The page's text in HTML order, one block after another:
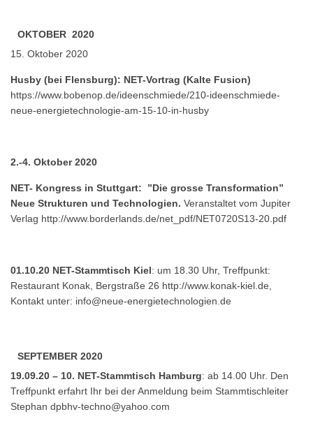
OKTOBER 2020
15. Oktober 2020
Husby (bei Flensburg): NET-Vortrag (Kalte Fusion)
https://www.bobenop.de/ideenschmiede/210-ideenschmiede-
neue-energietechnologie-am-15-10-in-husby
2.-4. Oktober 2020
NET- Kongress in Stuttgart: ”Die grosse Transformation”
Neue Strukturen und Technologien. Veranstaltet vom Jupiter
Verlag http://www.borderlands.de/net_pdf/NET0720S13-20.pdf
01.10.20 NET-Stammtisch Kiel: um 18.30 Uhr, Treffpunkt:
Restaurant Konak, Bergstraße 26 http://www.konak-kiel.de,
Kontakt unter: info@neue-energietechnologien.de
SEPTEMBER 2020
19.09.20 – 10. NET-Stammtisch Hamburg: ab 14.00 Uhr. Den
Treffpunkt erfahrt Ihr bei der Anmeldung beim Stammtischleiter
Stephan dpbhv-techno@yahoo.com